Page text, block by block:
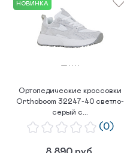
НОВИНКА
Ортопедические кроссовки
Orthoboom 32247-40 светло-
серый с...
(0)